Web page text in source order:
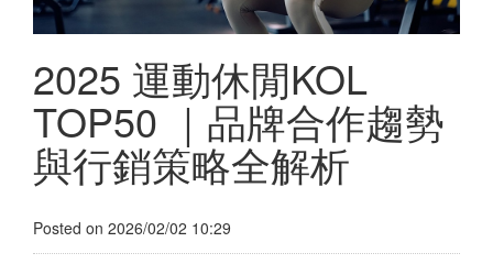
2025 運動休閒KOL
TOP50 ｜品牌合作趨勢
與行銷策略全解析
Posted on 2026/02/02 10:29